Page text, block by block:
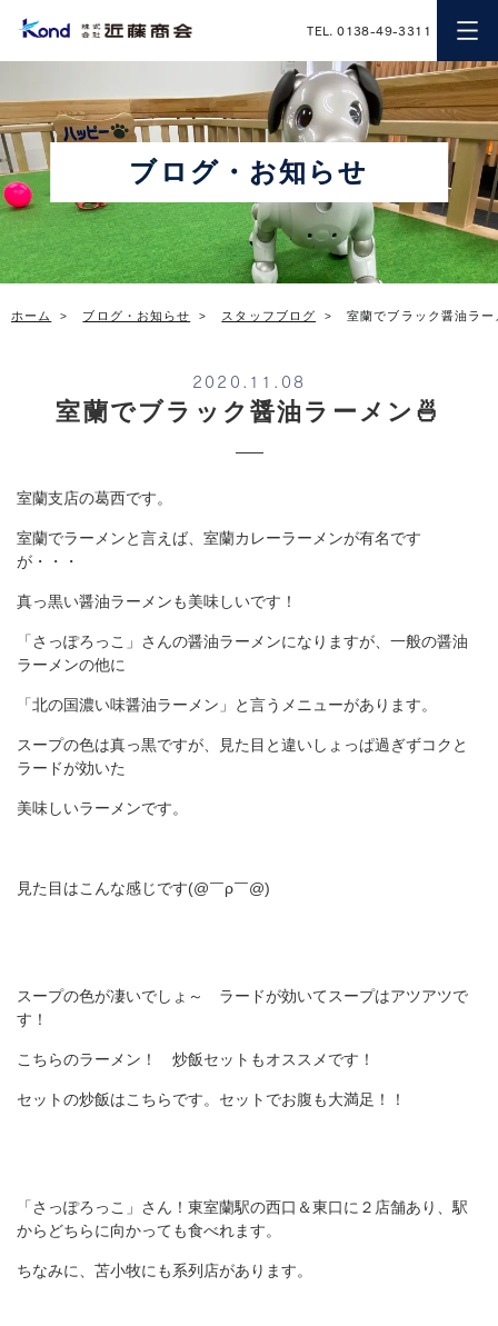
近藤商会
TEL. 0138-49-3311
ブログ・お知らせ
ホーム ブログ・お知らせ スタッフブログ 室蘭でブラック醤油ラー
2020.11.08
室蘭でブラック醤油ラーメン🍜
室蘭支店の葛西です。
室蘭でラーメンと言えば、室蘭カレーラーメンが有名です
が・・・
真っ黒い醤油ラーメンも美味しいです！
「さっぽろっこ」さんの醤油ラーメンになりますが、一般の醤油
ラーメンの他に
「北の国濃い味醤油ラーメン」と言うメニューがあります。
スープの色は真っ黒ですが、見た目と違いしょっぱ過ぎずコクと
ラードが効いた
美味しいラーメンです。
見た目はこんな感じです(@￣ρ￣@)
スープの色が凄いでしょ～ ラードが効いてスープはアツアツで
す！
こちらのラーメン！ 炒飯セットもオススメです！
セットの炒飯はこちらです。セットでお腹も大満足！！
「さっぽろっこ」さん！東室蘭駅の西口＆東口に２店舗あり、駅
からどちらに向かっても食べれます。
ちなみに、苫小牧にも系列店があります。